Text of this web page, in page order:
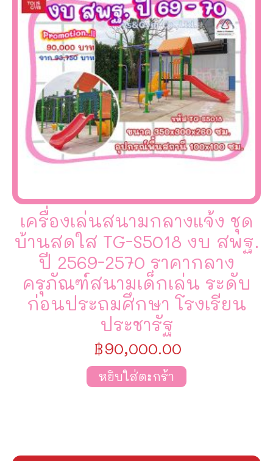
เครื่องเล่นสนามกลางแจ้ง ชุด
บ้านสดใส TG-S5018 งบ สพฐ.
ปี 2569-2570 ราคากลาง
ครุภัณฑ์สนามเด็กเล่น ระดับ
ก่อนประถมศึกษา โรงเรียน
ประชารัฐ
฿90,000.00
หยิบใส่ตะกร้า